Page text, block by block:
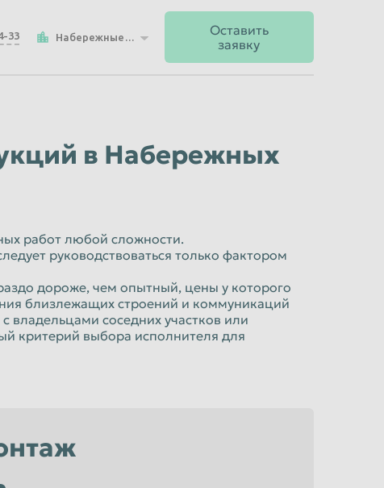
33 Набережные Челны
Оставить
заявку
в Набережных
работ любой сложности.
руководствоваться только фактором
дороже, чем опытный, цены у которого
близлежащих строений и коммуникаций
владельцами соседних участков или
критерий выбора исполнителя для